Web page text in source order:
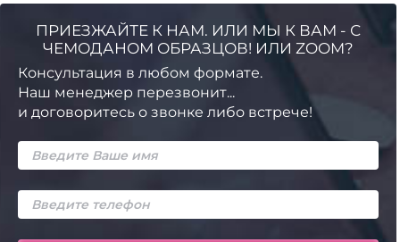
ПРИЕЗЖАЙТЕ К НАМ. ИЛИ МЫ К ВАМ - С
ЧЕМОДАНОМ ОБРАЗЦОВ! ИЛИ ZOOM?
Консультация в любом формате.
Наш менеджер перезвонит...
и договоритесь о звонке либо встрече!